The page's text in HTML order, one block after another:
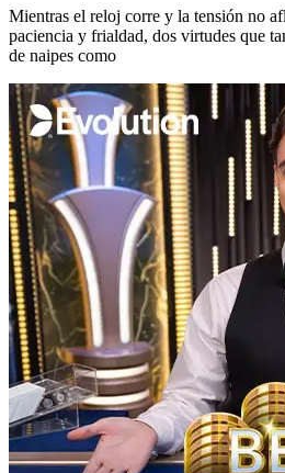
Mientras el reloj corre y la tensión no
paciencia y frialdad, dos virtudes que
de naipes como